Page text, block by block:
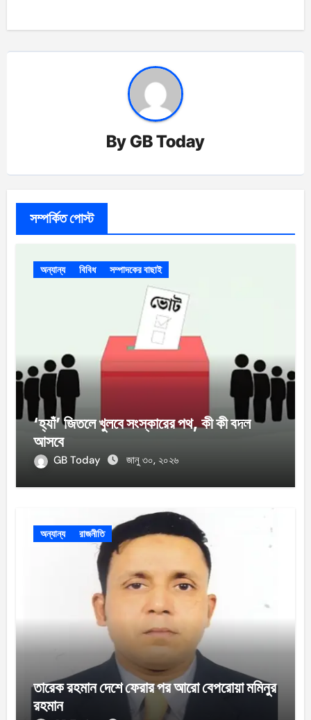
ByGB Today
সম্পর্কিত পোস্ট
অন্যান্য বিবিধ সম্পাদকের বাছাই
‘হ্যাঁ’ জিতলে খুলবে সংস্কারের পথ, কী কী বদল
আসবে
GB Today জানু ৩০, ২০২৬
অন্যান্য রাজনীতি
তারেক রহমান দেশে ফেরার পর আরো বেপরোয়া মমিনুর
রহমান